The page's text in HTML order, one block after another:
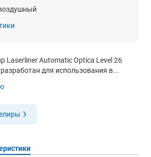
Laserliner Automatic Optica Level 26
для использования в...